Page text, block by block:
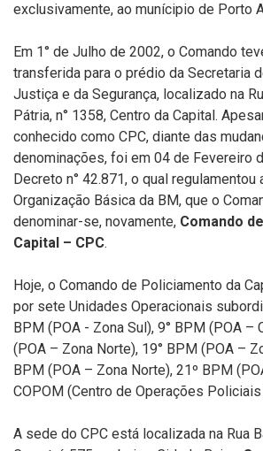
exclusivamente, ao munícipio de Porto
Em 1° de Julho de 2002, o Comando
transferida para o prédio da Secretaria
Justiça e da Segurança, localizado na
Pátria, n° 1358, Centro da Capital.
conhecido como CPC, diante das
denominações, foi em 04 de Fevereiro
Decreto n° 42.871, o qual regulamentou
Organização Básica da BM, que o
denominar-se, novamente, Comando
Capital – CPC.
Hoje, o Comando de Policiamento da
por sete Unidades Operacionais
BPM (POA - Zona Sul), 9° BPM (POA –
(POA – Zona Norte), 19° BPM (POA –
BPM (POA – Zona Norte), 21º BPM
COPOM (Centro de Operações
A sede do CPC está localizada na Rua